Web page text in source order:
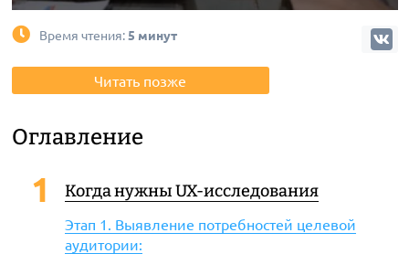
Время чтения:5 минут
Читать позже
Оглавление
Когда нужны UX-исследования
Этап 1. Выявление потребностей целевой
аудитории: